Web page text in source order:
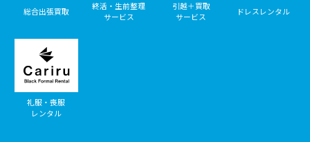
総合出張買取
終活・生前整理
サービス
引越＋買取
サービス
ドレスレンタル
礼服・喪服
レンタル